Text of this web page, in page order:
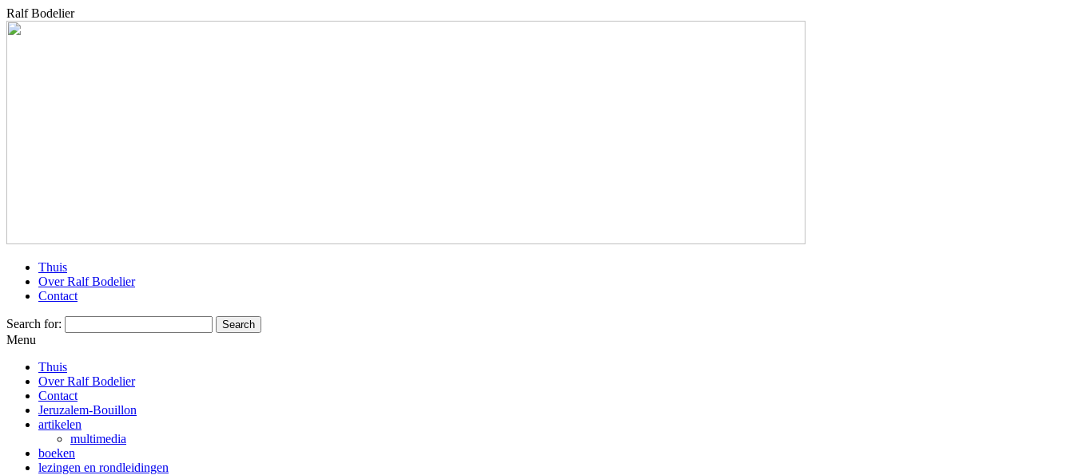
Ralf Bodelier
Thuis
Over Ralf Bodelier
Contact
Search for:
Menu
Thuis
Over Ralf Bodelier
Contact
Jeruzalem-Bouillon
artikelen
multimedia
boeken
lezingen en rondleidingen